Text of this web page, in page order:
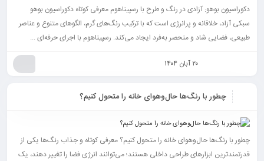
دکوراسیون بوهو: آزادی در رنگ و طرح با رسپیناهوم معرفی کوتاه دکوراسیون بوهو
سبکی آزاد، خلاقانه و پرانرژی است که با ترکیب رنگ‌های گرم، الگوهای متنوع و عناصر
طبیعی، فضایی شاد و منحصر به‌فرد ایجاد می‌کند. رسپیناهوم با اجرای حرفه‌ای ...
۲۰ آبان ۱۴۰۴
چطور با رنگ‌ها حال‌وهوای خانه را متحول کنیم؟
چطور با رنگ‌ها حال‌وهوای خانه را متحول کنیم؟ معرفی کوتاه و جذاب رنگ‌ها یکی از
قدرتمندترین ابزارهای طراحی داخلی هستند؛ می‌توانند انرژی فضا را تغییر دهند، یک